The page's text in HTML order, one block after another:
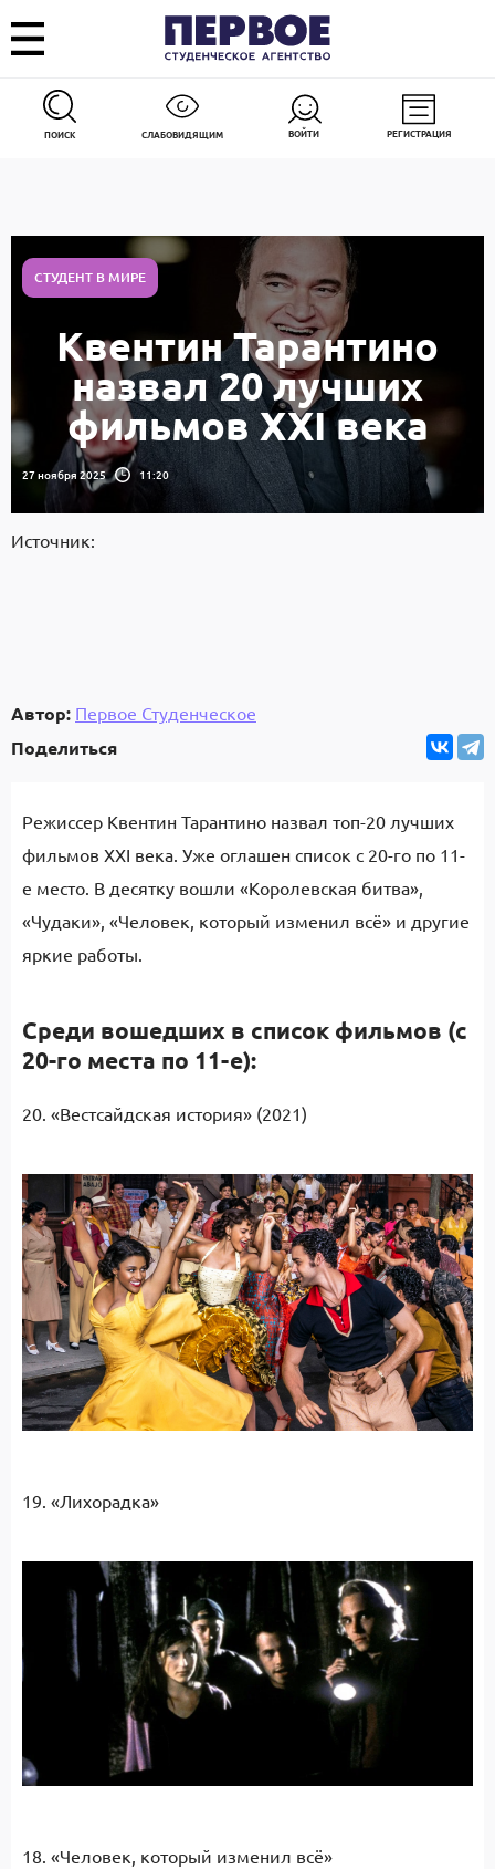
ПОИСК СЛАБОВИДЯЩИМ ВОЙТИ РЕГИСТРАЦИЯ
СТУДЕНТ В МИРЕ
Квентин Тарантино
назвал 20 лучших
фильмов XXI века
27 ноября 2025 11:20
Источник:
Автор: Первое Студенческое
Поделиться
Режиссер Квентин Тарантино назвал топ-20 лучших
фильмов XXI века. Уже оглашен список с 20-го по 11-
е место. В десятку вошли «Королевская битва»,
«Чудаки», «Человек, который изменил всё» и другие
яркие работы.
Среди вошедших в список фильмов (с
20-го места по 11-е):
20. «Вестсайдская история» (2021)
19. «Лихорадка»
18. «Человек, который изменил всё»